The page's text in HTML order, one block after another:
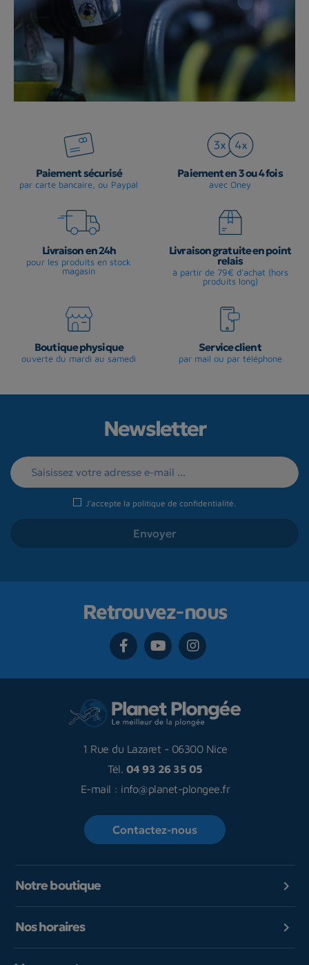
Paiement sécurisé
par carte bancaire, ou Paypal
Paiement en 3 ou 4 fois
avec Oney
Livraison en 24h
pour les produits en stock
magasin
Livraison gratuite en point
relais
à partir de 79€ d'achat (hors
produits long)
Boutique physique
ouverte du mardi au samedi
Service client
par mail ou par téléphone
Newsletter
J'accepte la politique de confidentialité.
Retrouvez-nous
1 Rue du Lazaret - 06300 Nice
Tél. 04 93 26 35 05
E-mail : info@planet-plongee.fr
Contactez-nous
Notre boutique 
Nos horaires 